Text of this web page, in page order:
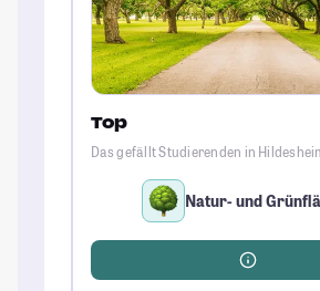
Top
Das gefällt Studierenden in
Natur- und